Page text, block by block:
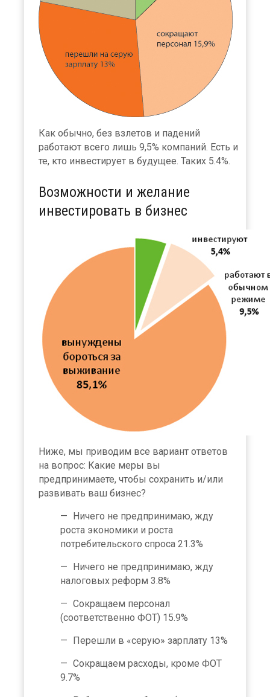
Как обычно, без взлетов и падений
работают всего лишь 9,5% компаний. Есть и
те, кто инвестирует в будущее. Таких 5.4%.
Возможности и желание
инвестировать в бизнес
Ниже, мы приводим все вариант ответов
на вопрос: Какие меры вы
предпринимаете, чтобы сохранить и/или
развивать ваш бизнес?
Ничего не предпринимаю, жду
роста экономики и роста
потребительского спроса 21.3%
Ничего не предпринимаю, жду
налоговых реформ 3.8%
Сокращаем персонал
(соответственно ФОТ) 15.9%
Перешли в «серую» зарплату 13%
Сокращаем расходы, кроме ФОТ
9.7%